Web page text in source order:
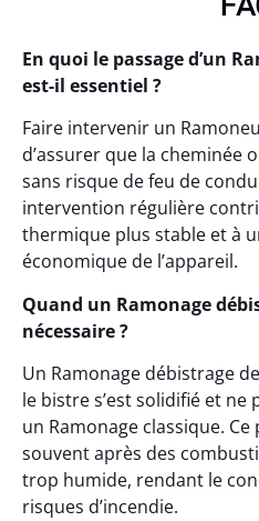
En quoi le passage d’un
est-il essentiel ?
Faire intervenir un
d’assurer que la cheminée
sans risque de feu de
intervention régulière
thermique plus stable et à
économique de l’appareil.
Quand un Ramonage
nécessaire ?
Un Ramonage débistrage
le bistre s’est solidifié et
un Ramonage classique.
souvent après des
trop humide, rendant le
risques d’incendie.